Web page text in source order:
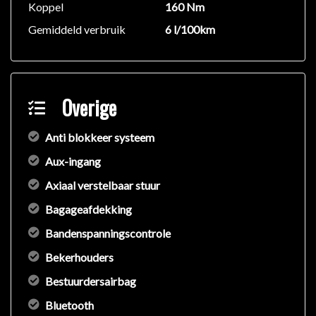
op met de verkoper voor aanvullende vragen.
Koppel
160 Nm
Gemiddeld verbruik
6 l/100km
Overige
Anti blokkeer systeem
Aux-ingang
Axiaal verstelbaar stuur
Bagageafdekking
Bandenspanningscontrole
Bekerhouders
Bestuurdersairbag
Bluetooth